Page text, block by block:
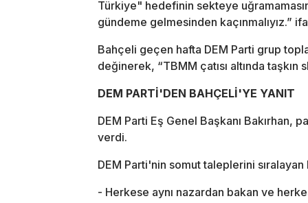
Türkiye" hedefinin sekteye
gündeme gelmesinden kaçınmalıyız.”
Bahçeli geçen hafta DEM Parti grup
değinerek, “TBMM çatısı altında
DEM PARTİ'DEN BAHÇELİ'YE YANIT
DEM Parti Eş Genel Başkanı Bakırhan,
verdi.
DEM Parti'nin somut taleplerini
- Herkese aynı nazardan bakan ve